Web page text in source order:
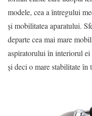
modele, cea a întregului
şi mobilitatea aparatului.
departe cea mai mare
aspiratorului în interiorul ei
şi deci o mare stabilitate